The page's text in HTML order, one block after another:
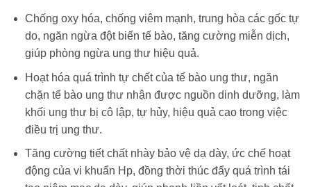
Chống oxy hóa, chống viêm mạnh, trung hòa các gốc tự
do, ngăn ngừa đột biến tế bào, tăng cường miễn dịch,
giúp phòng ngừa ung thư hiệu quả.
Hoạt hóa quá trình tự chết của tế bào ung thư, ngăn
chặn tế bào ung thư nhận được nguồn dinh dưỡng, làm
khối ung thư bị cô lập, tự hủy, hiệu quả cao trong việc
điều trị ung thư.
Tăng cường tiết chất nhày bảo vệ dạ dày, ức chế hoạt
động của vi khuẩn Hp, đồng thời thúc đẩy quá trình tái